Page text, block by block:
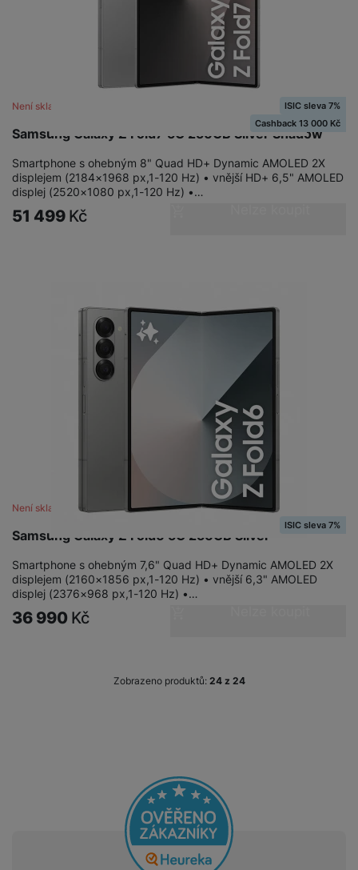
Samsung Galaxy Z Fold7 5G 256GB Silver Shadow
Není skladem
ISIC sleva 7%
Cashback 13 000 Kč
Smartphone s ohebným 8" Quad HD+ Dynamic AMOLED 2X
displejem (2184×1968 px,1-120 Hz) • vnější HD+ 6,5" AMOLED
displej (2520×1080 px,1-120 Hz) •…
51 499 Kč
Samsung Galaxy Z Fold6 5G 256GB Silver
Není skladem
ISIC sleva 7%
Smartphone s ohebným 7,6" Quad HD+ Dynamic AMOLED 2X
displejem (2160×1856 px,1-120 Hz) • vnější 6,3" AMOLED
displej (2376×968 px,1-120 Hz) •…
36 990 Kč
Zobrazeno produktů: z 24